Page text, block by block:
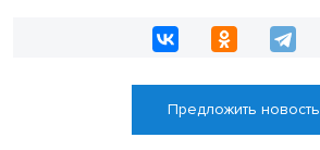
Предложить новость